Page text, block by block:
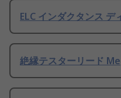
ELC インダクタンス
絶縁テスターリード